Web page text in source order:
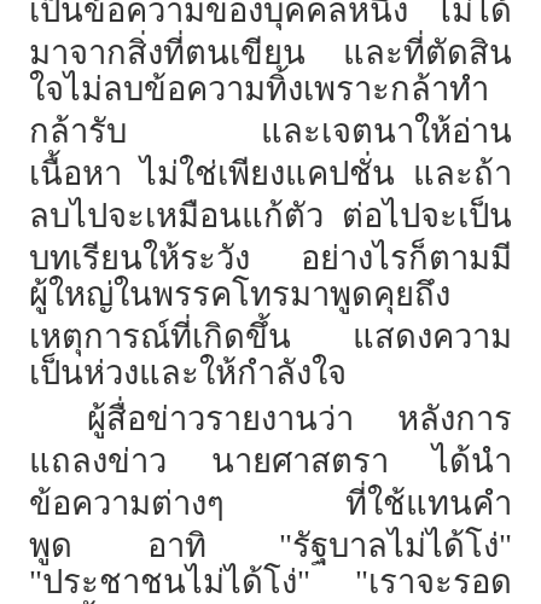
เป็นข้อความของบุคคลหนึ่ง
ไม่ได้
มาจากสิ่งที่ตนเขียน
และที่ตัดสิน
ใจไม่ลบข้อความทิ้งเพราะกล้าทำ
กล้ารับ
และเจตนาให้อ่าน
เนื้อหา ไม่ใช่เพียงแคปชั่น และถ้า
ลบไปจะเหมือนแก้ตัว ต่อไปจะเป็น
บทเรียนให้ระวัง
อย่างไรก็ตามมี
ผู้ใหญ่ในพรรคโทรมาพูดคุยถึง
เหตุการณ์ที่เกิดขึ้น
แสดงความ
เป็นห่วงและให้กำลังใจ
ผู้สื่อข่าวรายงานว่า
หลังการ
แถลงข่าว
นายศาสตรา
ได้นำ
ข้อความต่างๆ
ที่ใช้แทนคำ
พูด
อาทิ "รัฐบาลไม่ได้โง่"
"ประชาชนไม่ได้โง่" "เราจะรอด